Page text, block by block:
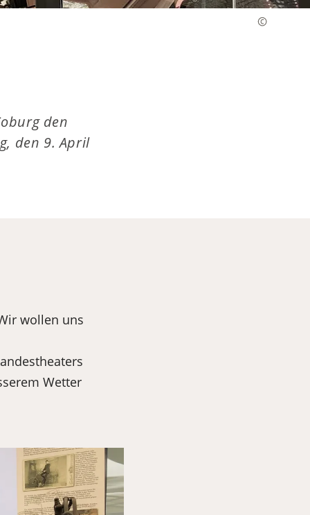
den
den 9. April
wollen uns
Wetter